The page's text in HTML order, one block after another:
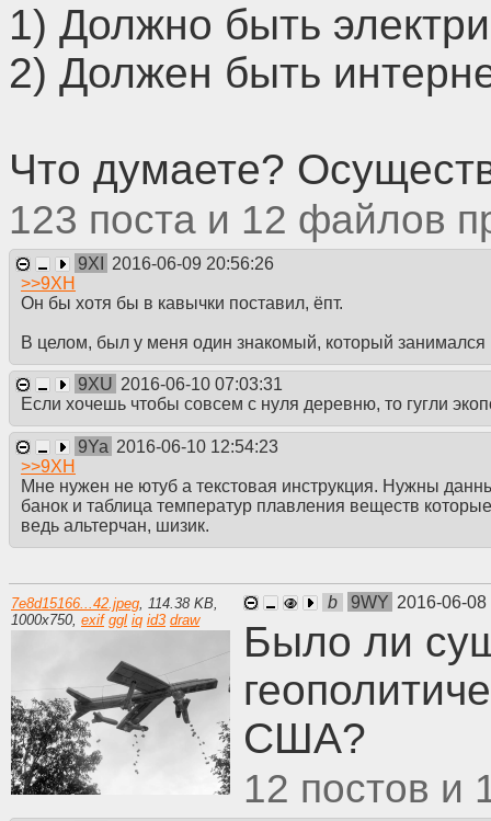
1) Должно быть
2) Должен быть
Что думаете?
123 12
9XI
2016-06-09 20:56:26
>>9XH
Он бы хотя бы в кавычки поставил, ёпт.
В целом, был у меня один знакомый, который
9XU 2016-06-10 07:03:31
Если хочешь чтобы совсем с нуля деревню, то гугли
9Ya 2016-06-10 12:54:23
>>9XH
Мне нужен не ютуб а текстовая инструкция. Нужны
банок и таблица температур плавления веществ
ведь альтерчан, шизик.
7e8d15166...42.jpeg, 114.38 KB,
1000x750, exif ggl iq id3 draw
b 9WY 2016-06-
Было ли
США?
12